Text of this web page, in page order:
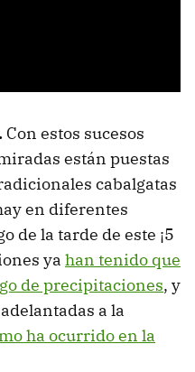
Con estos sucesos
están puestas
cabalgatas
en diferentes
de la tarde de este ¡5
ya han tenido que
de precipitaciones, y
a la
ha ocurrido en la